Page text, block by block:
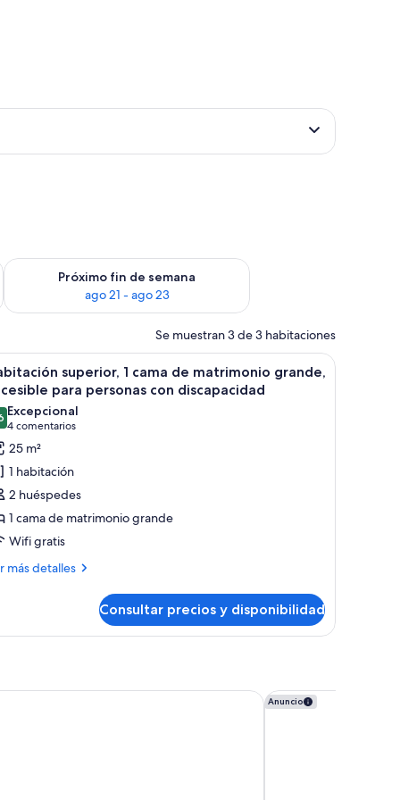
semana, ago 14 - ago 16
Próximo fin de semana
ago 21 - ago 23
Consulta la disponibilidad para el próximo fin de semana,
Se muestran 3 de 3 habitaciones
y un aire acondicionado.
de madera, mesita de noche con teléfono y cuadros enmarcados en
Una habitación de hotel con una cama
4
superior, 1 cama de matrimonio grande,
para personas con discapacidad
de 10
Excepcional
4 comentarios
(4 comentarios)
25 m²
1 habitación
2 huéspedes
1 cama de matrimonio grande
Wifi gratis
más detalles
Consultar precios y disponibilidad
Lima Miraflores Anuncio
Swissôtel Lima